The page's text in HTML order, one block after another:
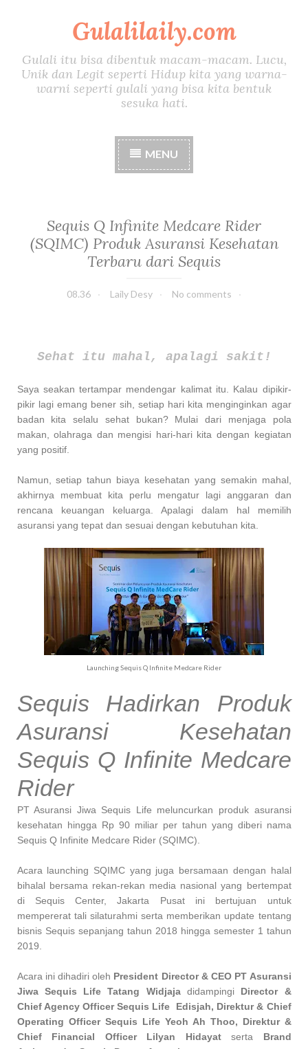
p
Gulalilaily.com
Gulali itu bisa dibentuk macam-macam. Lucu,
Unik dan Legit seperti Hidup kita yang warna-
warni seperti gulali yang bisa kita bentuk
sesuka hati.
MENU
Sequis Q Infinite Medcare Rider
(SQIMC) Produk Asuransi Kesehatan
Terbaru dari Sequis
08.36 Laily Desy No comments
Sehat itu mahal, apalagi sakit!
Saya seakan tertampar mendengar kalimat itu. Kalau dipikir-
pikir lagi emang bener sih, setiap hari kita menginginkan agar
badan kita selalu sehat bukan? Mulai dari menjaga pola
makan, olahraga dan mengisi hari-hari kita dengan kegiatan
yang positif.
Namun, setiap tahun biaya kesehatan yang semakin mahal,
akhirnya membuat kita perlu mengatur lagi anggaran dan
rencana keuangan keluarga. Apalagi dalam hal memilih
asuransi yang tepat dan sesuai dengan kebutuhan kita.
Launching Sequis Q Infinite Medcare Rider
Sequis Hadirkan Produk
Asuransi Kesehatan
Sequis Q Infinite Medcare
Rider
PT Asuransi Jiwa Sequis Life meluncurkan produk asuransi
kesehatan hingga Rp 90 miliar per tahun yang diberi nama
Sequis Q Infinite Medcare Rider (SQIMC).
Acara launching SQIMC yang juga bersamaan dengan halal
bihalal bersama rekan-rekan media nasional yang bertempat
di Sequis Center, Jakarta Pusat ini bertujuan untuk
mempererat tali silaturahmi serta memberikan update tentang
bisnis Sequis sepanjang tahun 2018 hingga semester 1 tahun
2019.
Acara ini dihadiri oleh President Director & CEO PT Asuransi
Jiwa Sequis Life Tatang Widjaja didampingiDirector &
Chief Agency Officer Sequis Life Edisjah, Direktur & Chief
Operating Officer Sequis Life Yeoh Ah Thoo, Direktur &
Chief Financial Officer Lilyan Hidayat serta Brand